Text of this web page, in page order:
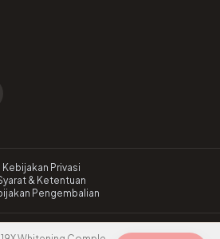
Kebijakan Privasi
& Ketentuan
Pengembalian
skin. All rights reserved.